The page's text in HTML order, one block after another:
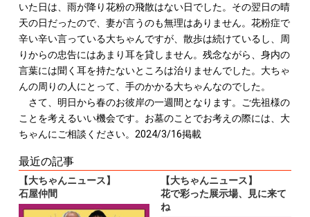
いた日は、雨が降り花粉の飛散はない日でした。その翌日の晴
天の日だったので、妻が言うのも無理はありません。花粉症で
辛い辛い言っている大ちゃんですが、散歩は続けているし、周
りからの忠告にはあまり耳を貸しません。残念ながら、身内の
言葉には聞く耳を持たないところは治りませんでした。大ちゃ
んの周りの人にとって、手のかかる大ちゃんなのでした。
さて、明日から春のお彼岸の一週間となります。ご先祖様の
ことを考えるいい機会です。お墓のことでお考えの際には、大
ちゃんにご相談ください。2024/3/16掲載
最近の記事
【大ちゃんニュース】
石屋仲間
【大ちゃんニュース】
花で彩った展示場、見に来て
ね